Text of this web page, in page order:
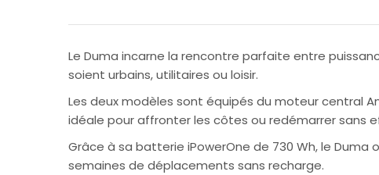
Le Duma incarne la rencontre parfaite entre
soient urbains, utilitaires ou loisir.
Les deux modèles sont équipés du moteur central
idéale pour affronter les côtes ou redémarrer sans
Grâce à sa batterie iPowerOne de 730 Wh, le
semaines de déplacements sans recharge.